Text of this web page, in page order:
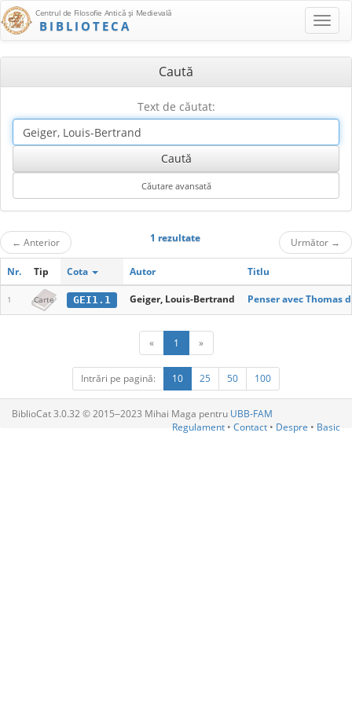
Centrul de Filosofie Antică şi Medievală
BIBLIOTECA
Caută
Text de căutat:
← Anterior 1 rezultate Următor →
Nr. Tip Cota Autor Titlu
1 Carte GEI1.1 Geiger, Louis-Bertrand Penser avec Thomas
« 1 »
Intrări pe pagină: 10 25 50 100
BiblioCat 3.0.32 © 2015‒2023 Mihai Maga pentru UBB-FAM
Regulament • Contact • Despre • Basic